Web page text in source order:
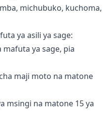
michubuko, kuchoma,
ya asili ya sage:
ya sage, pia
maji moto na matone
msingi na matone 15 ya